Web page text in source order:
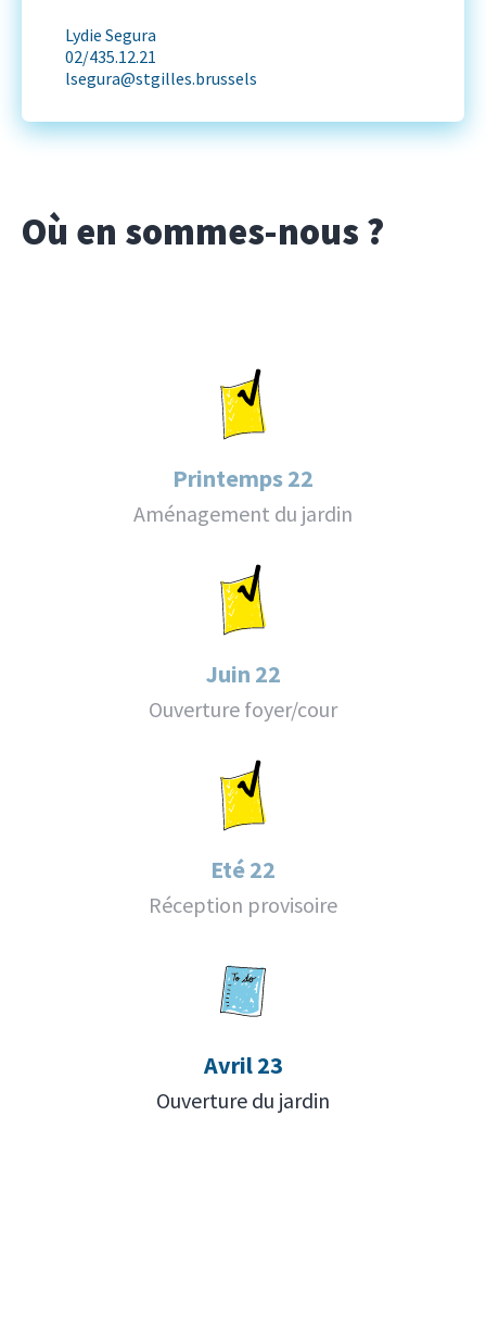
Lydie Segura
02/435.12.21
lsegura@stgilles.brussels
Où en sommes-nous ?
Printemps 22
Aménagement du jardin
Juin 22
Ouverture foyer/cour
Eté 22
Réception provisoire
Avril 23
Ouverture du jardin